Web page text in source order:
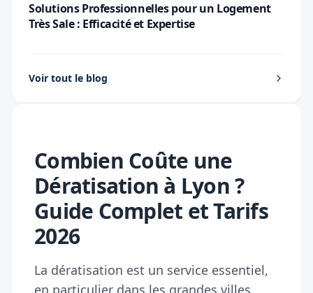
Solutions Professionnelles pour un Logement
Très Sale : Efficacité et Expertise
Voir tout le blog
Combien Coûte une
Dératisation à Lyon ?
Guide Complet et Tarifs
2026
La dératisation est un service essentiel,
en particulier dans les grandes villes